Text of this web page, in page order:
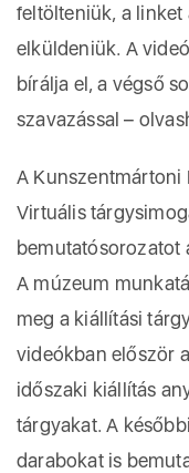
feltölteniük, a
elküldeniük. A
bírálja el, a végső
szavazással –
A
Virtuális
bemutatósorozatot
A múzeum
meg a kiállítási
videókban először
időszaki kiállítás
tárgyakat. A
darabokat is